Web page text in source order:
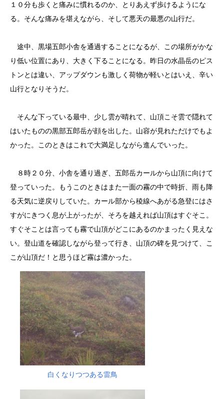
１０分も歩くと痛みに慣れるのか、とりあえず歩けるようにな
る。そんな痛みを堪えながら、そして悪天の最悪の山行だ。
途中、黒場五郎小舎を通過することになるが、この場所がかな
り低い位置にあり、大きく下ることになる。昨日の水晶岳のピス
トンとは違い、アップダウンも激しく荷物が軽いとはいえ、辛い
山行となりそうだ。
そんな下っている最中、少し雲が晴れて、山頂こそ雲で隠れて
はいたものの黒部五郎岳が顔を出した。山容が見れただけでもよ
かった。このときはこれで大満足しながら進んでいった。
８時２０分、小舎を通り過ぎ、五郎岳カールから山頂に向けて
登っていった。もうこのときはまた一面の霧の中で時折、雨も降
る天気に逆戻りしていた。カール部から稜線へあがる急登にはさ
すがにきつく息が上がったが、そろを越えれば山頂はすぐそこ。
すぐそことは言っても霧で山頂がどこにあるのかまったく見えな
い。登山道を確認しながら登って行き、山頂の碑を見つけて、こ
こが山頂だ！と思うほど霧は濃かった。
白くなりつつある雷鳥